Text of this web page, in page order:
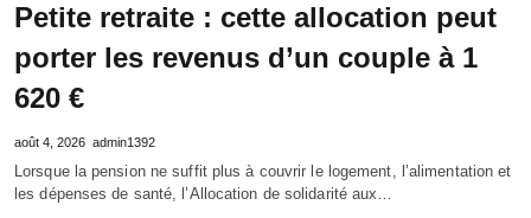
Petite retraite : cette allocation peut
porter les revenus d’un couple à 1
620 €
août 4, 2026 admin1392
Lorsque la pension ne suffit plus à couvrir le logement, l’alimentation et
les dépenses de santé, l’Allocation de solidarité aux…